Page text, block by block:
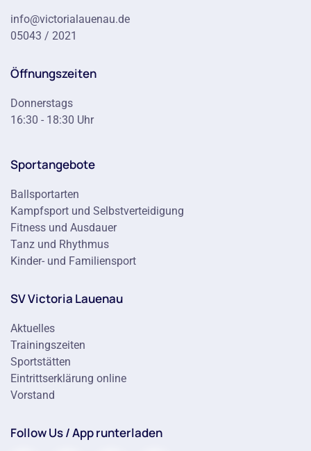
info@victorialauenau.de
05043 / 2021
Öffnungszeiten
Donnerstags
16:30 - 18:30 Uhr
Sportangebote
Ballsportarten
Kampfsport und Selbstverteidigung
Fitness und Ausdauer
Tanz und Rhythmus
Kinder- und Familiensport
SV Victoria Lauenau
Aktuelles
Trainingszeiten
Sportstätten
Eintrittserklärung online
Vorstand
Follow Us / App runterladen